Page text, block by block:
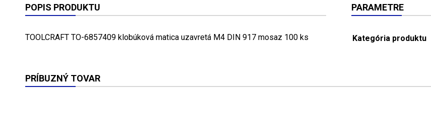
POPIS PRODUKTU
TOOLCRAFT TO-6857409 klobúková matica uzavretá M4 DIN 917 mosaz 100 ks
PARAMETRE
Kategória produktu
PRÍBUZNÝ TOVAR